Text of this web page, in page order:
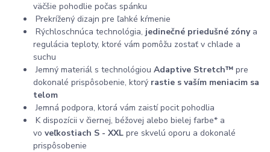
väčšie pohodlie počas spánku
Prekrížený dizajn pre ľahké kŕmenie
Rýchloschnúca technológia, jedinečné priedušné zónya
regulácia teploty, ktoré vám pomôžu zostať v chlade a
suchu
Jemný materiál s technológiou Adaptive Stretch™ pre
dokonalé prispôsobenie, ktorý rastie s vaším meniacim sa
telom
Jemná podpora, ktorá vám zaistí pocit pohodlia
K dispozícii v čiernej, béžovej alebo bielej farbe* a
vo veľkostiach S - XXL pre skvelú oporu a dokonalé
prispôsobenie